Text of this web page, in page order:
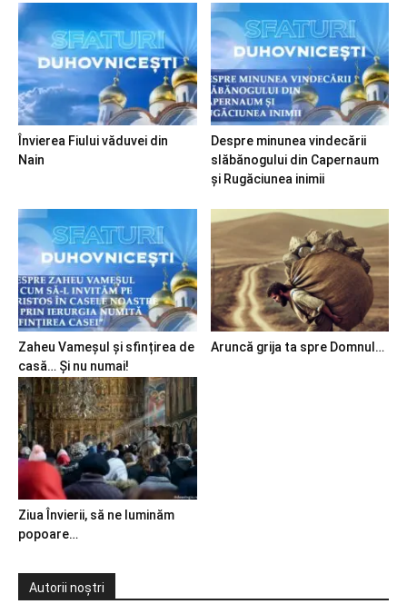
Învierea Fiului văduvei din
Nain
Despre minunea vindecării
slăbănogului din Capernaum
și Rugăciunea inimii
Zaheu Vameșul și sfințirea de
casă… Și nu numai!
Aruncă grija ta spre Domnul…
Ziua Învierii, să ne luminăm
popoare…
Autorii noștri